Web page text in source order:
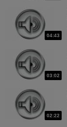
04:43
03:02
02:22